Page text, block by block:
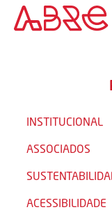
INSTITUCIONAL
ASSOCIADOS
ACESSIBILIDADE